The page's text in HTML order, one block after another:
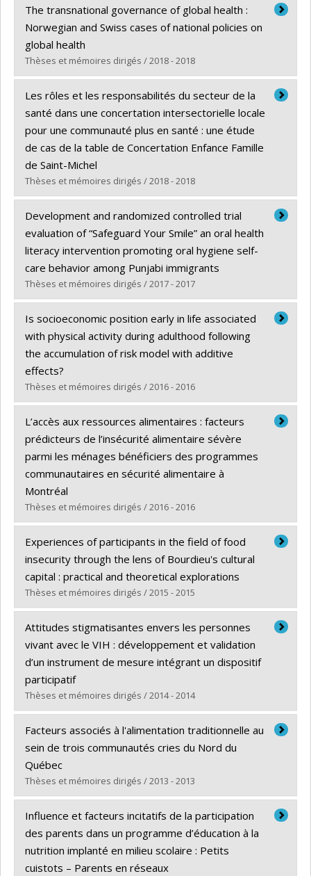
Diplômé(e) :Caron, Jean-Bruno
Cycle :Maîtrise
Diplôme obtenu :
Lien vers le document dans Papyrus
The transnational governance of global health :
Norwegian and Swiss cases of national policies on
global health
Thèses et mémoires dirigés / 2018 - 2018
Diplômé(e) :Jones, Catherine M.
Cycle :Doctorat
Diplôme obtenu :Ph. D.
Lien vers le document dans Papyrus
Les rôles et les responsabilités du secteur de la
santé dans une concertation intersectorielle locale
pour une communauté plus en santé : une étude
de cas de la table de Concertation Enfance Famille
de Saint-Michel
Thèses et mémoires dirigés / 2018 - 2018
Diplômé(e) :Demesier, Katia
Cycle :Maîtrise
Diplôme obtenu :M. Sc.
Lien vers le document dans Papyrus
Development and randomized controlled trial
evaluation of “Safeguard Your Smile” an oral health
literacy intervention promoting oral hygiene self-
care behavior among Punjabi immigrants
Thèses et mémoires dirigés / 2017 - 2017
Diplômé(e) :Kaur, Navdeep
Cycle :Doctorat
Diplôme obtenu :Ph. D.
Lien vers le document dans Papyrus
Is socioeconomic position early in life associated
with physical activity during adulthood following
the accumulation of risk model with additive
effects?
Thèses et mémoires dirigés / 2016 - 2016
Diplômé(e) :Juneau, Carl-Etienne
Cycle :Doctorat
Diplôme obtenu :Ph. D.
Lien vers le document dans Papyrus
L’accès aux ressources alimentaires : facteurs
prédicteurs de l’insécurité alimentaire sévère
parmi les ménages bénéficiers des programmes
communautaires en sécurité alimentaire à
Montréal
Thèses et mémoires dirigés / 2016 - 2016
Diplômé(e) :Pérez Isaza, Elsury Johanna
Cycle :Maîtrise
Diplôme obtenu :M. Sc.
Lien vers le document dans Papyrus
Experiences of participants in the field of food
insecurity through the lens of Bourdieu's cultural
capital : practical and theoretical explorations
Thèses et mémoires dirigés / 2015 - 2015
Diplômé(e) :Gough, Margot
Cycle :Maîtrise
Diplôme obtenu : M. Sc.
Lien vers le document dans Papyrus
Attitudes stigmatisantes envers les personnes
vivant avec le VIH : développement et validation
d’un instrument de mesure intégrant un dispositif
participatif
Thèses et mémoires dirigés / 2014 - 2014
Diplômé(e) :Beaulieu, Marianne
Cycle :Doctorat
Diplôme obtenu :
Lien vers le document dans Papyrus
Facteurs associés à l'alimentation traditionnelle au
sein de trois communautés cries du Nord du
Québec
Thèses et mémoires dirigés / 2013 - 2013
Diplômé(e) :Laberge Gaudin, Véronique
Cycle :Maîtrise
Diplôme obtenu :M. Sc.
Lien vers le document dans Papyrus
Influence et facteurs incitatifs de la participation
des parents dans un programme d’éducation à la
nutrition implanté en milieu scolaire : Petits
cuistots – Parents en réseaux